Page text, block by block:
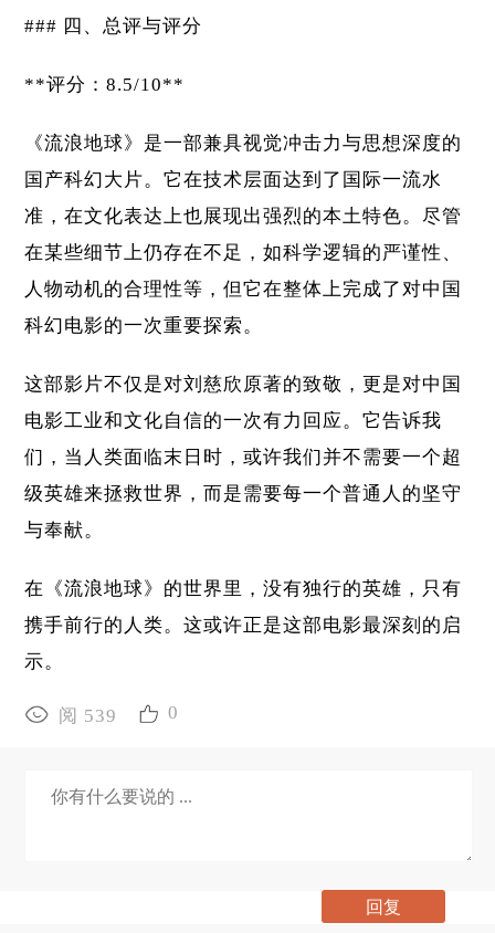
### 四、总评与评分
**评分：8.5/10**
《流浪地球》是一部兼具视觉冲击力与思想深度的
国产科幻大片。它在技术层面达到了国际一流水
准，在文化表达上也展现出强烈的本土特色。尽管
在某些细节上仍存在不足，如科学逻辑的严谨性、
人物动机的合理性等，但它在整体上完成了对中国
科幻电影的一次重要探索。
这部影片不仅是对刘慈欣原著的致敬，更是对中国
电影工业和文化自信的一次有力回应。它告诉我
们，当人类面临末日时，或许我们并不需要一个超
级英雄来拯救世界，而是需要每一个普通人的坚守
与奉献。
在《流浪地球》的世界里，没有独行的英雄，只有
携手前行的人类。这或许正是这部电影最深刻的启
示。
阅 539 0